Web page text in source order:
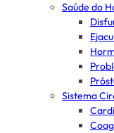
Saúde do
Sistema